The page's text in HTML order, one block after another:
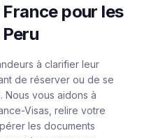
pour les
à clarifier leur
de réserver ou de se
vous aidons à
Visas, relire votre
les documents